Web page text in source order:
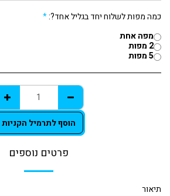
כמה מפות לשלוח יחד בגליל אחד?:*
מפה אחת
2 מפות
5 מפות
הוסף לתרמיל הקניות
פרטים נוספים
תיאור